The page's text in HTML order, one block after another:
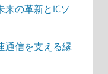
来の革新とICソ
通信を支える縁